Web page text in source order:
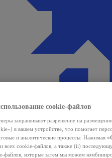
cookie-файлов
запрашивают разрешение на
в вашем устройстве, что помогает
и аналитические процессы. Нажимая
всех cookie-файлов, а также (ii)
файлов, которые затем мы можем